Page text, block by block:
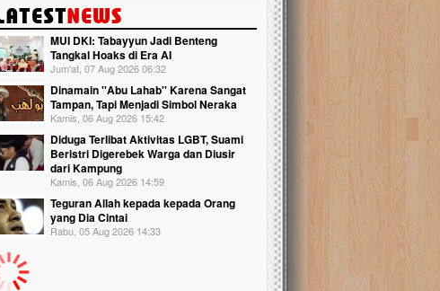
MUI DKI: Tabayyun Jadi Benteng
Tangkal Hoaks di Era AI
Jum'at, 07 Aug 2026 06:32
Dinamain ''Abu Lahab'' Karena Sangat
Tampan, Tapi Menjadi Simbol Neraka
Kamis, 06 Aug 2026 15:42
Diduga Terlibat Aktivitas LGBT, Suami
Beristri Digerebek Warga dan Diusir
dari Kampung
Kamis, 06 Aug 2026 14:59
Teguran Allah kepada kepada Orang
yang Dia Cintai
Rabu, 05 Aug 2026 14:33